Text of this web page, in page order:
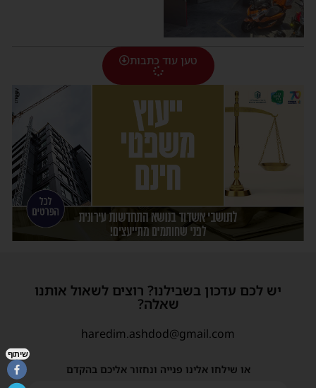
טען עוד כתבות
יש לכם עדכון בשבילנו? רוצים לשאול אותנו
שאלה?
haredim.ashdod@gmail.com
או שילחו אלינו פנייה ונחזור אליכם בהקדם
שיתוף